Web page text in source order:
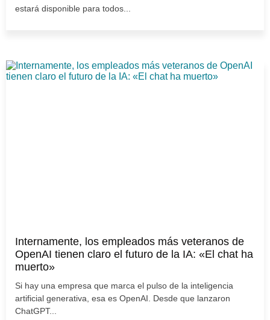
estará disponible para todos...
Internamente, los empleados más veteranos de
OpenAI tienen claro el futuro de la IA: «El chat ha
muerto»
Si hay una empresa que marca el pulso de la inteligencia
artificial generativa, esa es OpenAI. Desde que lanzaron
ChatGPT...